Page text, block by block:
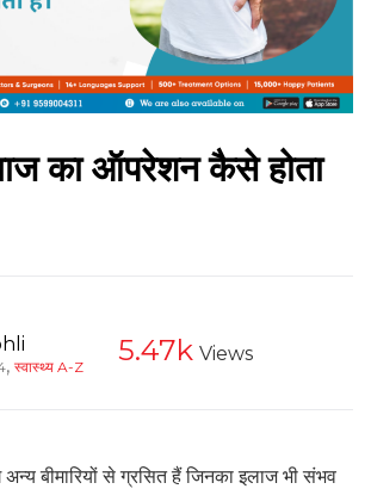
का ऑपरेशन कैसे होता
, स्वास्थ्य A-Z 5.47k Views
बीमारियों से ग्रसित हैं जिनका इलाज भी संभव